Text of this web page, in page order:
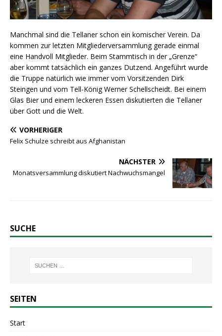
Manchmal sind die Tellaner schon ein komischer Verein. Da
kommen zur letzten Mitgliederversammlung gerade einmal
eine Handvoll Mitglieder. Beim Stammtisch in der „Grenze“
aber kommt tatsächlich ein ganzes Dutzend. Angeführt wurde
die Truppe natürlich wie immer vom Vorsitzenden Dirk
Steingen und vom Tell-König Werner Schellscheidt. Bei einem
Glas Bier und einem leckeren Essen diskutierten die Tellaner
über Gott und die Welt.
VORHERIGER
Felix Schulze schreibt aus Afghanistan
NÄCHSTER
Monatsversammlung diskutiert Nachwuchsmangel
SUCHE
SEITEN
Start